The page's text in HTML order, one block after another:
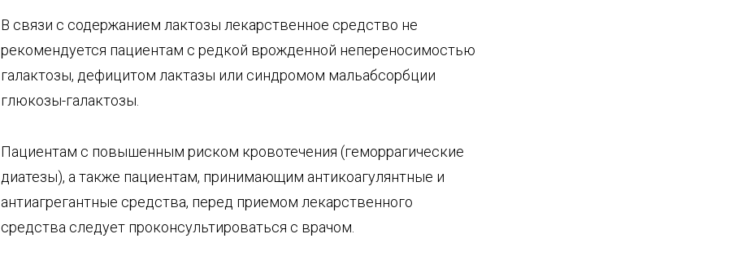
В связи с содержанием лактозы лекарственное средство не
рекомендуется пациентам с редкой врожденной непереносимостью
галактозы, дефицитом лактазы или синдромом мальабсорбции
глюкозы-галактозы.
Пациентам с повышенным риском кровотечения (геморрагические
диатезы), а также пациентам, принимающим антикоагулянтные и
антиагрегантные средства, перед приемом лекарственного
средства следует проконсультироваться с врачом.